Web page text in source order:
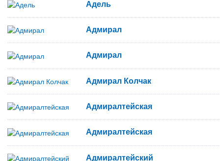
Адель
Адмирал
Адмирал
Адмирал Колчак
Адмиралтейская
Адмиралтейская
Адмиралтейский